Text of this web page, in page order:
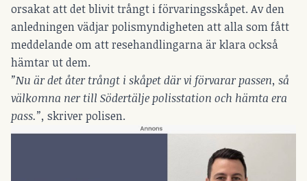
orsakat att det blivit trångt i förvaringsskåpet. Av den
anledningen vädjar polismyndigheten att alla som fått
meddelande om att resehandlingarna är klara också
hämtar ut dem.
”Nu är det åter trångt i skåpet där vi förvarar passen, så
välkomna ner till Södertälje polisstation och hämta era
pass.”, skriver polisen.